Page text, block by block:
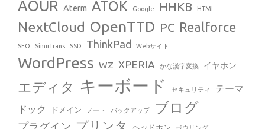
AOUR Aterm ATOK Google HHKB HTML
NextCloud OpenTTD PC Realforce
SEO SimuTrans SSD ThinkPad Webサイト
WordPress WZ XPERIA かな漢字変換 イヤホン
エディタ キーボード セキュリティ
テーマ
ドック
ドメイン ノート バックアップ ブログ
プラグイン プリンタ ヘッドホン